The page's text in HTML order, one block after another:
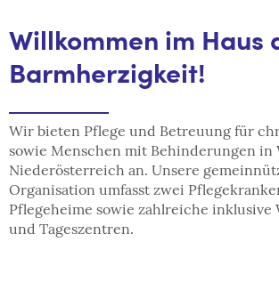
Willkommen im Haus
Barmherzigkeit!
Wir bieten Pflege und Betreuung für
sowie Menschen mit Behinderungen in
Niederösterreich an. Unsere
Organisation umfasst zwei
Pflegeheime sowie zahlreiche inklusive
und Tageszentren.